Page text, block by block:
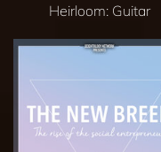
Heirloom: Guitar